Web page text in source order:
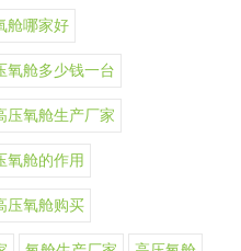
舱哪家好
氧舱多少钱一台
压氧舱生产厂家
氧舱的作用
压氧舱购买